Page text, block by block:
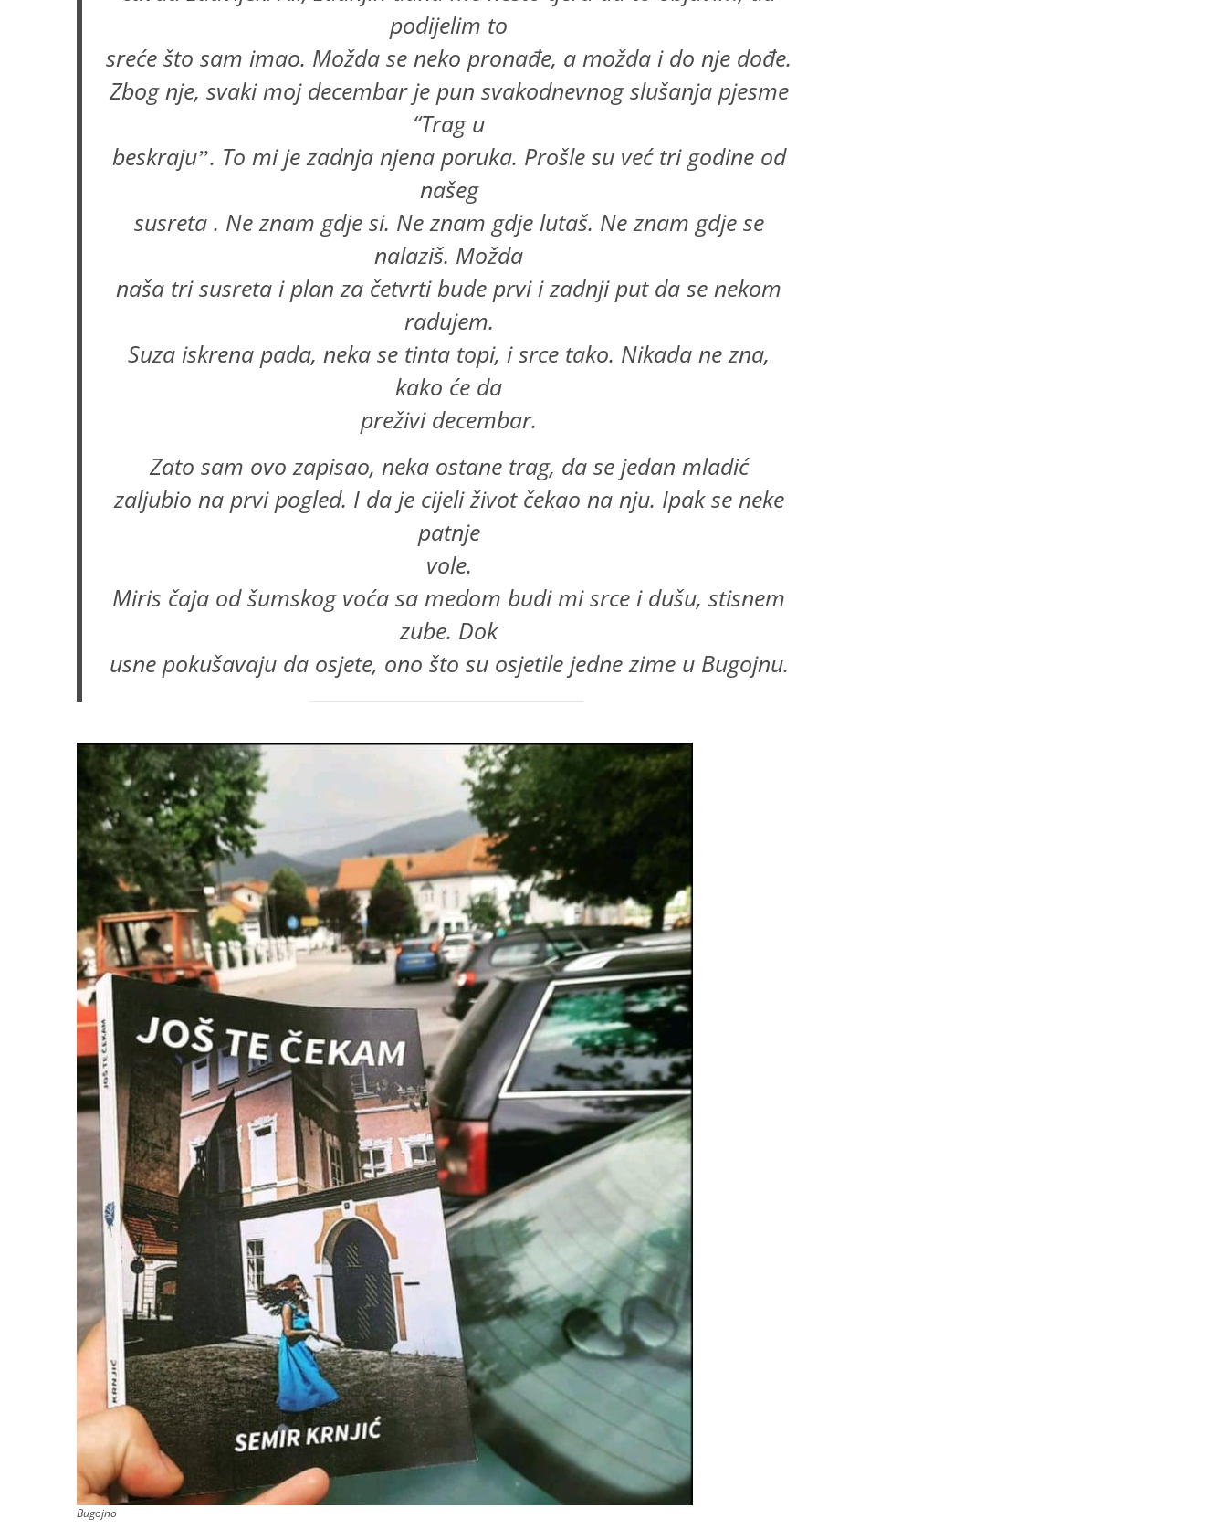
podijelim to
sreće što sam imao. Možda se neko pronađe, a možda i do nje dođe.
Zbog nje, svaki moj decembar je pun svakodnevnog slušanja pjesme
“Trag u
beskrajuˮ. To mi je zadnja njena poruka. Prošle su već tri godine od
našeg
susreta . Ne znam gdje si. Ne znam gdje lutaš. Ne znam gdje se
nalaziš. Možda
naša tri susreta i plan za četvrti bude prvi i zadnji put da se nekom
radujem.
Suza iskrena pada, neka se tinta topi, i srce tako. Nikada ne zna,
kako će da
preživi decembar.
Zato sam ovo zapisao, neka ostane trag, da se jedan mladić
zaljubio na prvi pogled. I da je cijeli život čekao na nju. Ipak se neke
patnje
vole.
Miris čaja od šumskog voća sa medom budi mi srce i dušu, stisnem
zube. Dok
usne pokušavaju da osjete, ono što su osjetile jedne zime u Bugojnu.
Bugojno